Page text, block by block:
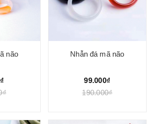
não Nhẫn đá mã não
99.000₫
190.000₫